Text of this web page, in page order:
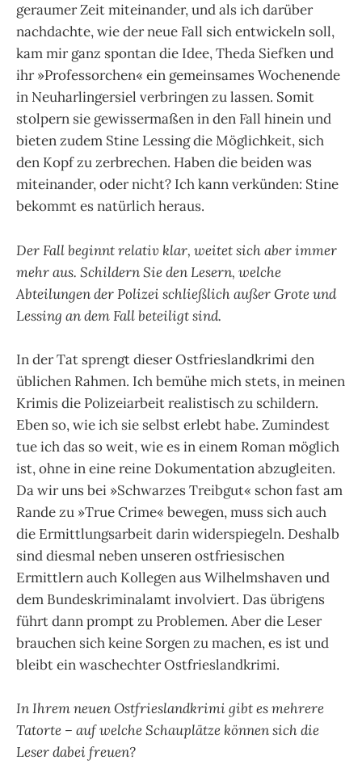
geraumer Zeit miteinander, und als ich darüber
nachdachte, wie der neue Fall sich entwickeln soll,
kam mir ganz spontan die Idee, Theda Siefken und
ihr »Professorchen« ein gemeinsames Wochenende
in Neuharlingersiel verbringen zu lassen. Somit
stolpern sie gewissermaßen in den Fall hinein und
bieten zudem Stine Lessing die Möglichkeit, sich
den Kopf zu zerbrechen. Haben die beiden was
miteinander, oder nicht? Ich kann verkünden: Stine
bekommt es natürlich heraus.
Der Fall beginnt relativ klar, weitet sich aber immer
mehr aus. Schildern Sie den Lesern, welche
Abteilungen der Polizei schließlich außer Grote und
Lessing an dem Fall beteiligt sind.
In der Tat sprengt dieser Ostfrieslandkrimi den
üblichen Rahmen. Ich bemühe mich stets, in meinen
Krimis die Polizeiarbeit realistisch zu schildern.
Eben so, wie ich sie selbst erlebt habe. Zumindest
tue ich das so weit, wie es in einem Roman möglich
ist, ohne in eine reine Dokumentation abzugleiten.
Da wir uns bei »Schwarzes Treibgut« schon fast am
Rande zu »True Crime« bewegen, muss sich auch
die Ermittlungsarbeit darin widerspiegeln. Deshalb
sind diesmal neben unseren ostfriesischen
Ermittlern auch Kollegen aus Wilhelmshaven und
dem Bundeskriminalamt involviert. Das übrigens
führt dann prompt zu Problemen. Aber die Leser
brauchen sich keine Sorgen zu machen, es ist und
bleibt ein waschechter Ostfrieslandkrimi.
In Ihrem neuen Ostfrieslandkrimi gibt es mehrere
Tatorte – auf welche Schauplätze können sich die
Leser dabei freuen?